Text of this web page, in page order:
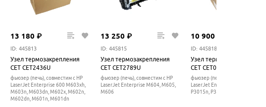
13 180 ₽
ID: 445813
Узел термозакрепления
CET CET2436U
фьюзер (печь), совместим с HP
LaserJet Enterprise 600 M603xh,
M603n, M603dn, M602x, M602n,
M602dn, M601n, M601dn
13 250 ₽
ID: 445815
Узел термозакрепления
CET CET2789U
фьюзер (печь), совместим с HP
LaserJet Enterprise M604, M605,
M606
10 900
ID: 445818
Узел термозакрепления
CET CET0202
фьюзер (печь), совместим с HP
LaserJet Enterprise P3015x,
P3015n, P3015dn, P3015d,